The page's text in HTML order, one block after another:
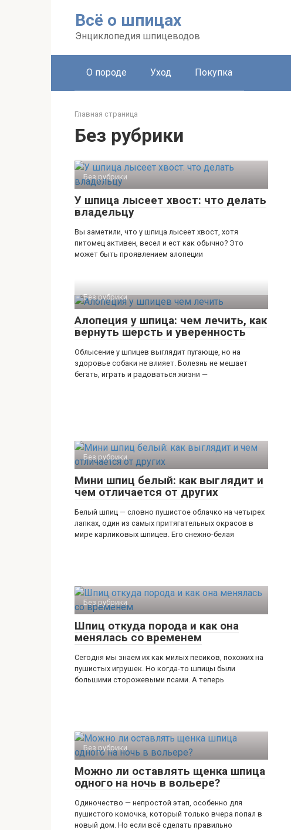
Всё о шпицах
Энциклопедия шпицеводов
О породе Уход Покупка
Главная страница
Без рубрики
Без рубрики
У шпица лысеет хвост: что делать
владельцу
Вы заметили, что у шпица лысеет хвост, хотя
питомец активен, весел и ест как обычно? Это
может быть проявлением алопеции
Без рубрики
Алопеция у шпица: чем лечить, как
вернуть шерсть и уверенность
Облысение у шпицев выглядит пугающе, но на
здоровье собаки не влияет. Болезнь не мешает
бегать, играть и радоваться жизни —
Без рубрики
Мини шпиц белый: как выглядит и
чем отличается от других
Белый шпиц — словно пушистое облачко на четырех
лапках, один из самых притягательных окрасов в
мире карликовых шпицев. Его снежно-белая
Без рубрики
Шпиц откуда порода и как она
менялась со временем
Сегодня мы знаем их как милых песиков, похожих на
пушистых игрушек. Но когда-то шпицы были
большими сторожевыми псами. А теперь
Без рубрики
Можно ли оставлять щенка шпица
одного на ночь в вольере?
Одиночество — непростой этап, особенно для
пушистого комочка, который только вчера попал в
новый дом. Но если всё сделать правильно